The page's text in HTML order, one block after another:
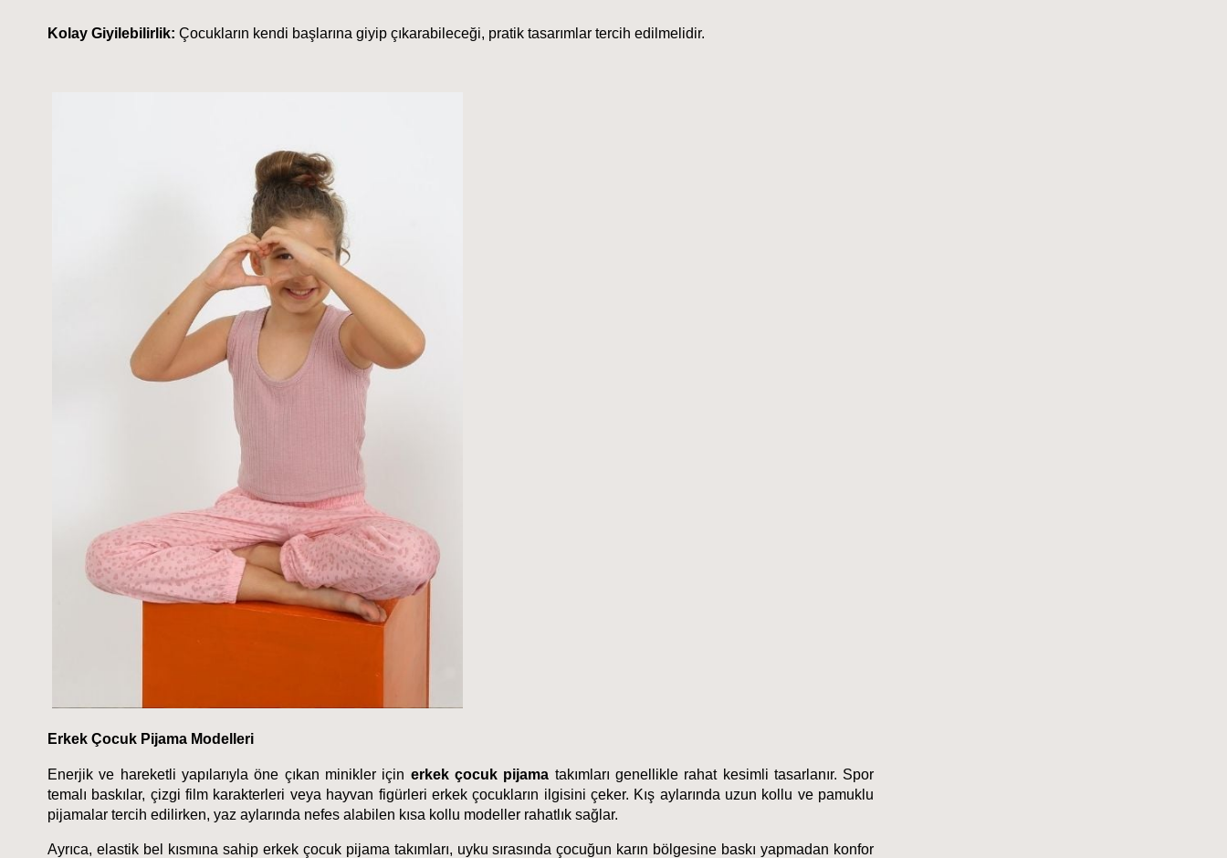
Kolay Giyilebilirlik: Çocukların kendi başlarına giyip çıkarabileceği, pratik tasarımlar tercih edilmelidir.
Erkek Çocuk Pijama Modelleri
Enerjik ve hareketli yapılarıyla öne çıkan minikler için erkek çocuk pijama takımları genellikle rahat kesimli tasarlanır. Spor
temalı baskılar, çizgi film karakterleri veya hayvan figürleri erkek çocukların ilgisini çeker. Kış aylarında uzun kollu ve pamuklu
pijamalar tercih edilirken, yaz aylarında nefes alabilen kısa kollu modeller rahatlık sağlar.
Ayrıca, elastik bel kısmına sahip erkek çocuk pijama takımları, uyku sırasında çocuğun karın bölgesine baskı yapmadan konfor